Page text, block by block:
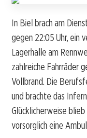
In Biel brach am
gegen 22:05 Uhr, ein
Lagerhalle am
zahlreiche Fahrräder
Vollbrand. Die
und brachte das
Glücklicherweise
vorsorglich eine